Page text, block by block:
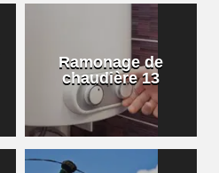
Ramonage de
chaudière 13